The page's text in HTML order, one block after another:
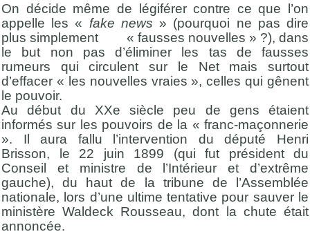
On décide même de légiférer contre ce que l’on
appelle les « fake news » (pourquoi ne pas dire
plus simplement « fausses nouvelles » ?), dans
le but non pas d’éliminer les tas de fausses
rumeurs qui circulent sur le Net mais surtout
d’effacer « les nouvelles vraies », celles qui gênent
le pouvoir.
Au début du XXe siècle peu de gens étaient
informés sur les pouvoirs de la « franc-maçonnerie
». Il aura fallu l’intervention du député Henri
Brisson, le 22 juin 1899 (qui fut président du
Conseil et ministre de l’Intérieur et d’extrême
gauche), du haut de la tribune de l’Assemblée
nationale, lors d’une ultime tentative pour sauver le
ministère Waldeck Rousseau, dont la chute était
annoncée.